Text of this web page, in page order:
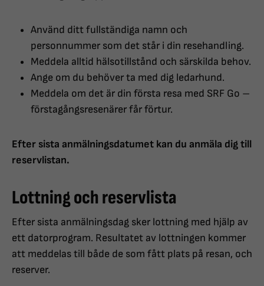
Använd ditt fullständiga namn och
personnummer som det står i din resehandling.
Meddela alltid hälsotillstånd och särskilda behov.
Ange om du behöver ta med dig ledarhund.
Meddela om det är din första resa med SRF Go –
förstagångsresenärer får förtur.
Efter sista anmälningsdatumet kan du anmäla dig till
reservlistan.
Lottning och reservlista
Efter sista anmälningsdag sker lottning med hjälp av
ett datorprogram. Resultatet av lottningen kommer
att meddelas till både de som fått plats på resan, och
reserver.